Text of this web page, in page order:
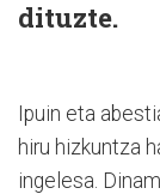
dituzte.
Ipuin eta
hiru hizkuntza
ingelesa.